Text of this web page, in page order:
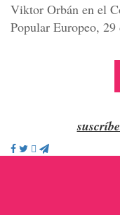
Viktor Orbán en el
Popular Europeo, 29